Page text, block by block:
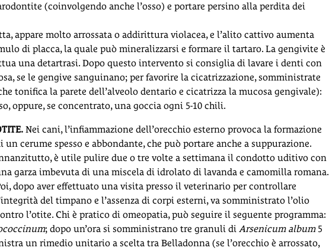
(coinvolgendo anche l’osso) e portare persino alla perdita dei
appare molto arrossata o addirittura violacea, e l’alito cattivo aumenta
di placca, la quale può mineralizzarsi e formare il tartaro. La gengivite è
una detartrasi. Dopo questo intervento si consiglia di lavare i denti con
se le gengive sanguinano; per favorire la cicatrizzazione, somministrate
tonifica la parete dell’alveolo dentario e cicatrizza la mucosa gengivale):
oppure, se concentrato, una goccia ogni 5-10 chili.
Nei cani, l’infiammazione dell’orecchio esterno provoca la formazione
un cerume spesso e abbondante, che può portare anche a suppurazione.
è utile pulire due o tre volte a settimana il condotto uditivo con
garza imbevuta di una miscela di idrolato di lavanda e camomilla romana.
dopo aver effettuato una visita presso il veterinario per controllare
del timpano e l’assenza di corpi esterni, va somministrato l’olio
l’otite. Chi è pratico di omeopatia, può seguire il seguente programma:
; dopo un’ora si somministrano tre granuli di Arsenicum album5
un rimedio unitario a scelta tra Belladonna (se l’orecchio è arrossato,